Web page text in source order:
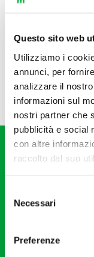
Questo sito web
Utilizziamo i
annunci, per
analizzare il
informazioni sul
nostri partner che
pubblicità e social
con altre
raccolto dal suo
delNecessari
Preferenze
20121 Milano